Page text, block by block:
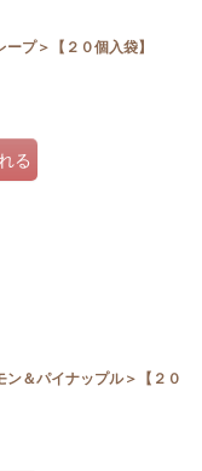
プ＞【２０個入袋】
る
＆パイナップル＞【２０